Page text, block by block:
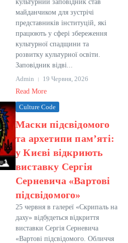
культурний заповідник став
майданчиком для зустрічі
представників інституцій, які
працюють у сфері збереження
культурної спадщини та
розвитку культурної освіти.
Заповідник відві...
Admin
19 Червня, 2026
Read More
Culture Code
Маски підсвідомого
та архетипи пам’яті:
у Києві відкриють
виставку Сергія
Серневича «Вартові
підсвідомого»
25 червня в галереї «Скрипаль на
даху» відбудеться відкриття
виставки Сергія Серневича
«Вартові підсвідомого. Обличчя